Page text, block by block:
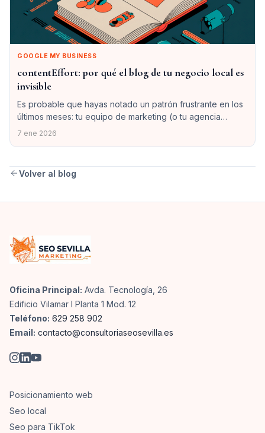
GOOGLE MY BUSINESS
contentEffort: por qué el blog de tu negocio local es
invisible
Es probable que hayas notado un patrón frustrante en los
últimos meses: tu equipo de marketing (o tu agencia
externa) publica artículos religiosamente cada semana,
habitual es culpar a la “volatilidad del algoritmo” o pensar
…
7 ene 2026
Volver al blog
Oficina Principal: Avda. Tecnología, 26
Edificio Vilamar I Planta 1 Mod. 12
Teléfono: 629 258 902
Email: contacto@consultoriaseosevilla.es
Posicionamiento web
Seo local
Seo para TikTok